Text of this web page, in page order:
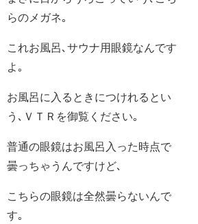
らのメガネ｡
これお風呂､サウナ用眼鏡なんです
よ｡
お風呂に入るときにつけれるとい
う､ＶＴＲを御覧ください｡
普通の眼鏡はお風呂入った時点で
曇っちゃうんですけど､
こちらの眼鏡は全然曇らないんで
す｡